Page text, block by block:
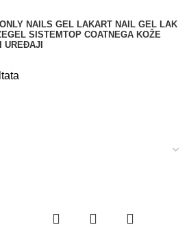
ONLY NAILS GEL LAKART NAIL GEL LAK
GEL SISTEMTOP COATNEGA KOŽE
UREĐAJI